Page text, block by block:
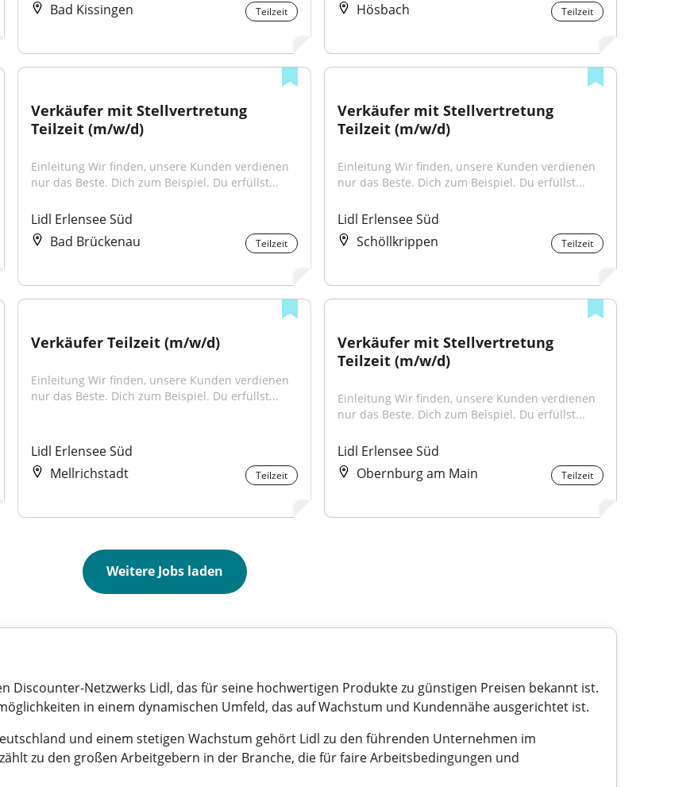
Bad Kissingen
Teilzeit
Hösbach
Teilzeit
Verkäufer mit Stellvertretung
Teilzeit (m/w/d)
Einleitung Wir finden, unsere Kunden verdienen
nur das Beste. Dich zum Beispiel. Du erfüllst...
Lidl Erlensee Süd
Bad Brückenau
Teilzeit
Verkäufer mit Stellvertretung
Teilzeit (m/w/d)
Einleitung Wir finden, unsere Kunden verdienen
nur das Beste. Dich zum Beispiel. Du erfüllst...
Lidl Erlensee Süd
Schöllkrippen
Teilzeit
Verkäufer Teilzeit (m/w/d)
Einleitung Wir finden, unsere Kunden verdienen
nur das Beste. Dich zum Beispiel. Du erfüllst...
Lidl Erlensee Süd
Mellrichstadt
Teilzeit
Verkäufer mit Stellvertretung
Teilzeit (m/w/d)
Einleitung Wir finden, unsere Kunden verdienen
nur das Beste. Dich zum Beispiel. Du erfüllst...
Lidl Erlensee Süd
Obernburg am Main
Teilzeit
Weitere Jobs laden
Discounter-Netzwerks Lidl, das für seine hochwertigen Produkte zu günstigen Preisen bekannt ist.
in einem dynamischen Umfeld, das auf Wachstum und Kundennähe ausgerichtet ist.
und einem stetigen Wachstum gehört Lidl zu den führenden Unternehmen im
zu den großen Arbeitgebern in der Branche, die für faire Arbeitsbedingungen und